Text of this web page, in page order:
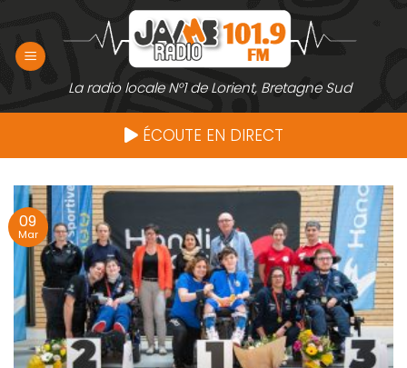
contenu
La radio locale N°1 de Lorient, Bretagne Sud
ÉCOUTE EN DIRECT
09
Mar